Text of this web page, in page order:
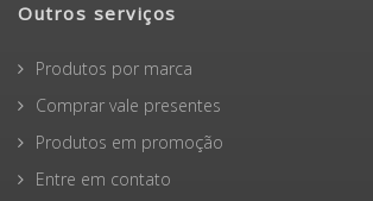
Outros serviços
Produtos por marca
Comprar vale presentes
Produtos em promoção
Entre em contato